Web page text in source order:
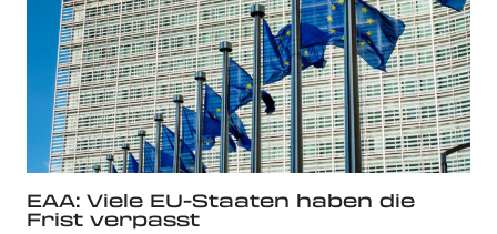
EAA: Viele EU-Staaten haben die
Frist verpasst